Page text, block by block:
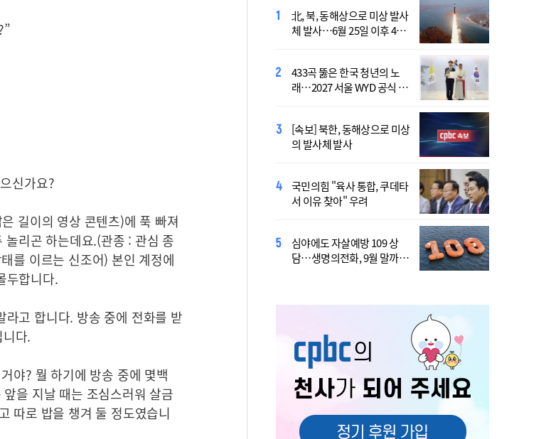
신가요?
길이의 영상 콘텐츠)에 푹 빠져
리곤 하는데요.(관종 : 관심 종
를 이르는 신조어) 본인 계정에
두합니다.
고 합니다. 방송 중에 전화를 받
다.
야? 뭘 하기에 방송 중에 몇백
을 지날 때는 조심스러워 살금
따로 밥을 챙겨 둘 정도였습니
北, 북, 동해상으로 미상 발사
체 발사…6월 25일 이후 42
433곡 뚫은 한국 청년의 노
래…2027 서울 WYD 공식 주
[속보] 북한, 동해상으로 미상
의 발사체 발사
국민의힘 "육사 통합, 쿠데타
서 이유 찾아" 우려
심야에도 자살예방 109 상
담…생명의전화, 9월 말까지
장기요양 재가 노인 10명 중
7명 "아파도 살던 집에서 살
산티아고 순례길에 울려 퍼진
“2027년 서울에서 만나요!”
李 "폭염·가뭄에 행정력 총
동원…전방위 대응체계 가
靑, 김용범 책임론에 "지금은
대책 챙기는 게 더 중요"
국가보훈부, 미국서 첫 국제
보훈컨퍼런스 연다